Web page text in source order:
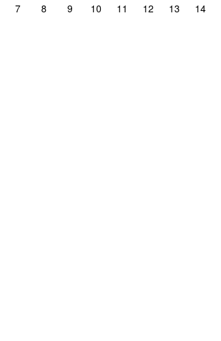
7 8 9 10 11 12 13 14